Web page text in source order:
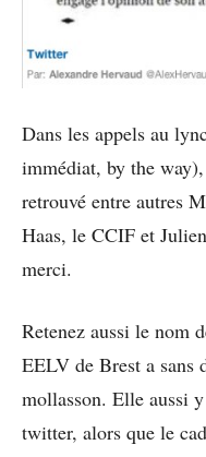
Dans les appels au
immédiat, by the
retrouvé entre autres
Haas, le CCIF et
merci.
Retenez aussi le nom
EELV de Brest a sans
mollasson. Elle aussi
twitter, alors que le